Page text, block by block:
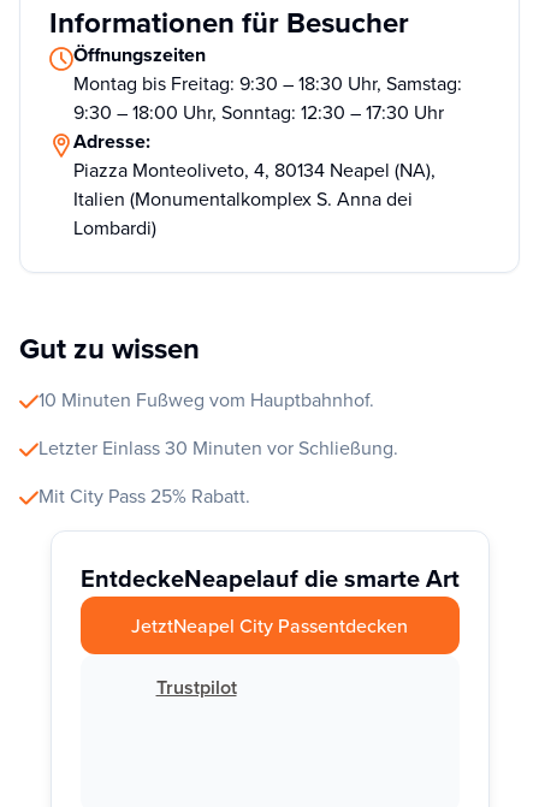
Informationen für Besucher
Öffnungszeiten
Montag bis Freitag: 9:30 – 18:30 Uhr, Samstag:
9:30 – 18:00 Uhr, Sonntag: 12:30 – 17:30 Uhr
Adresse:
Piazza Monteoliveto, 4, 80134 Neapel (NA),
Italien (Monumentalkomplex S. Anna dei
Lombardi)
Gut zu wissen
10 Minuten Fußweg vom Hauptbahnhof.
Letzter Einlass 30 Minuten vor Schließung.
Mit City Pass 25% Rabatt.
EntdeckeNeapelauf die smarte Art
JetztNeapel City Passentdecken
Trustpilot